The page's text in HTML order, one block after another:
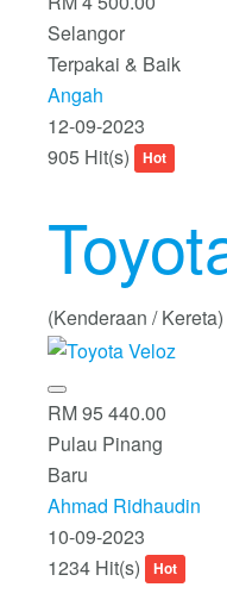
Selangor
Terpakai & Baik
Angah
12-09-2023
905 Hit(s)
Hot
(Kenderaan / Kereta)
RM 95 440.00
Pulau Pinang
Baru
Ahmad Ridhaudin
10-09-2023
1234 Hit(s)
Hot